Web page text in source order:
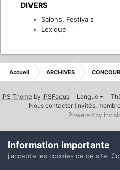
DIVERS
Salons, Festivals
Lexique
Accueil ARCHIVES
IPS Theme by IPSFocus Langue
Nous contacter (invités,
Powered by
Information importante
j'accepte les cookies de ce site.